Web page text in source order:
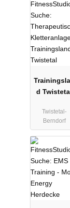
d
Twistetal-
Berndorf